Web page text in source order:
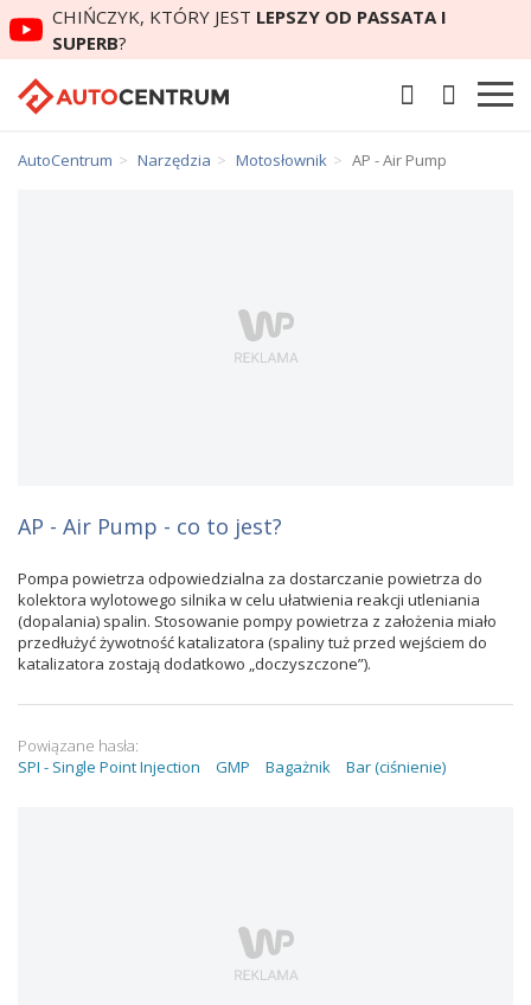
CHIŃCZYK, KTÓRY JEST LEPSZY OD PASSATA I
SUPERB?
AutoCentrum Narzędzia Motosłownik AP - Air Pump
AP - Air Pump - co to jest?
Pompa powietrza odpowiedzialna za dostarczanie powietrza do
kolektora wylotowego silnika w celu ułatwienia reakcji utleniania
(dopalania) spalin. Stosowanie pompy powietrza z założenia miało
przedłużyć żywotność katalizatora (spaliny tuż przed wejściem do
katalizatora zostają dodatkowo „doczyszczone”).
Powiązane hasła:
SPI - Single Point Injection
GMP Bagażnik Bar (ciśnienie)